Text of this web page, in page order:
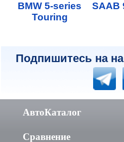
BMW 5-series
Touring
SAAB
Подпишитесь на
АвтоКаталог
Сравнение